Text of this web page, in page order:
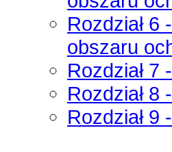
Rozdział
obszaru
Rozdział 7
Rozdział
Rozdział